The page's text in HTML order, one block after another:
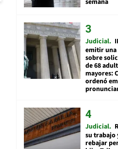
Judicial
emitir
sobre
de 68
mayores:
ordenó
Judicial
su trabajo
rebajar